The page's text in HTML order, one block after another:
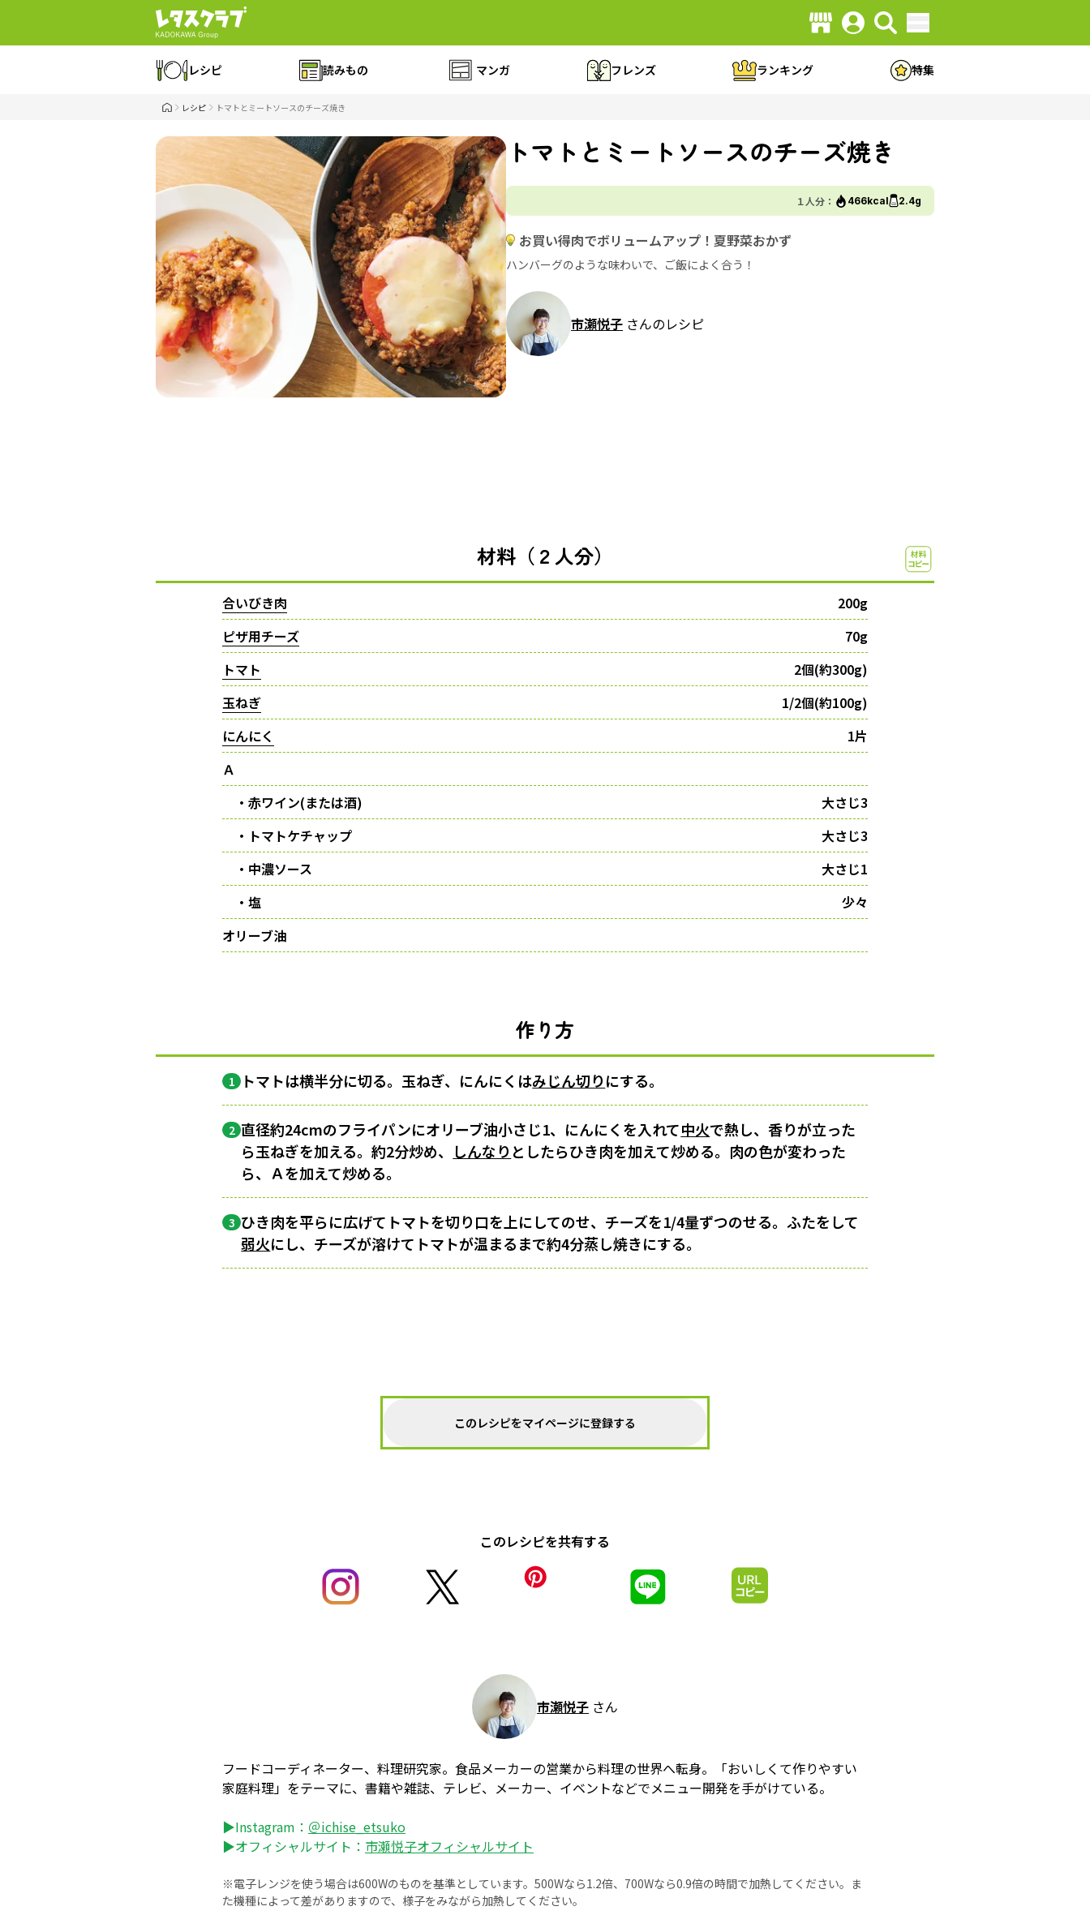
レシピ 読みもの マンガ フレンズ ランキング 特集
レシピ トマトとミートソースのチーズ焼き
トマトとミートソースのチーズ焼き
１人分： 466kcal 2.4g
お買い得肉でボリュームアップ！夏野菜おかず
ハンバーグのような味わいで、ご飯によく合う！
市瀬悦子 さんのレシピ
材料（２人分）
合いびき肉
200g
ピザ用チーズ
70g
トマト
2個(約300g)
玉ねぎ
1/2個(約100g)
にんにく
1片
Ａ
・赤ワイン(または酒)
大さじ3
・トマトケチャップ
大さじ3
・中濃ソース
大さじ1
・塩
少々
オリーブ油
作り方
1 トマトは横半分に切る。玉ねぎ、にんにくはみじん切りにする。
2 直径約24cmのフライパンにオリーブ油小さじ1、にんにくを入れて中火で熱し、香りが立った
ら玉ねぎを加える。約2分炒め、
しんなり としたらひき肉を加えて炒める。肉の色が変わった
ら、Ａを加えて炒める。
3 ひき肉を平らに広げてトマトを切り口を上にしてのせ、チーズを1/4量ずつのせる。ふたをして
弱火にし、チーズが溶けてトマトが温まるまで約4分蒸し焼きにする。
このレシピをマイページに登録する
このレシピを共有する
市瀬悦子 さん
フードコーディネーター、料理研究家。食品メーカーの営業から料理の世界へ転身。「おいしくて作りやすい
家庭料理」をテーマに、書籍や雑誌、テレビ、メーカー、イベントなどでメニュー開発を手がけている。
▶Instagram： ＠ichise_etsuko
▶オフィシャルサイト： 市瀬悦子オフィシャルサイト
※電子レンジを使う場合は600Wのものを基準としています。500Wなら1.2倍、700Wなら0.9倍の時間で加熱してください。ま
た機種によって差がありますので、様子をみながら加熱してください。